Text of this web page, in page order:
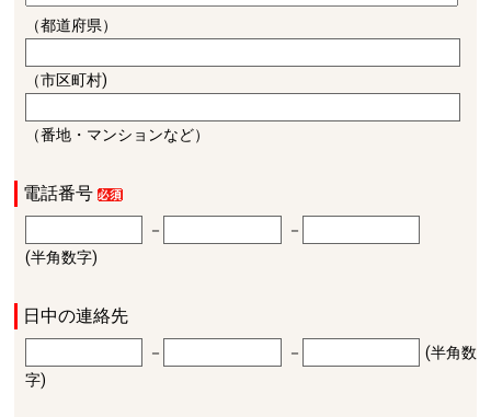
（都道府県）
（市区町村)
（番地・マンションなど）
電話番号
－
－
(半角数字)
日中の連絡先
－ －
(半角数
字)